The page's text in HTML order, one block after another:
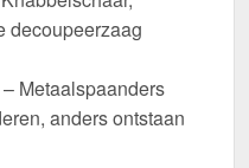
decoupeerzaag
– Metaalspaanders
anders ontstaan